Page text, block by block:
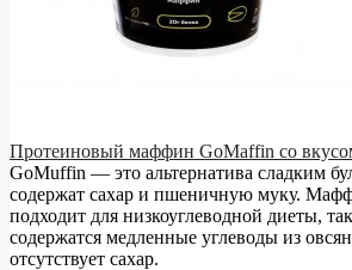
Протеиновый маффин GoMaffin со
GoMuffin — это альтернатива сладким
содержат сахар и пшеничную муку.
подходит для низкоуглеводной диеты,
содержатся медленные углеводы из
отсутствует сахар.